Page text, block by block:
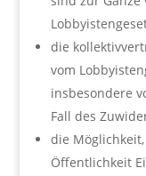
die
vom
insbesondere
Fall des
die
Öffentlichkeit